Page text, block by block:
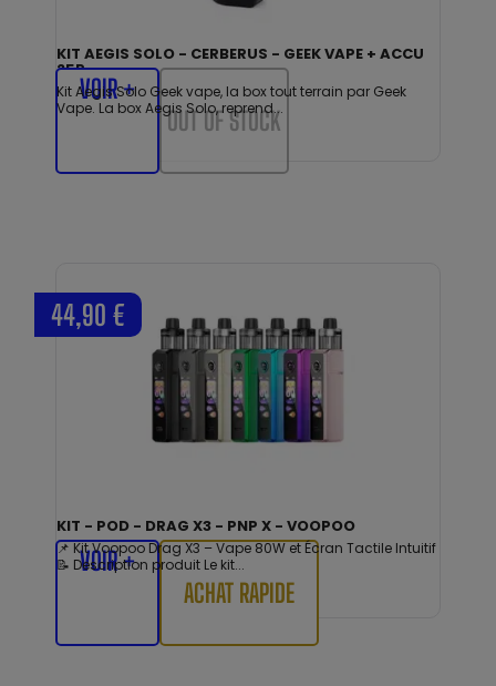
KIT AEGIS SOLO - CERBERUS - GEEK VAPE + ACCU
25R
Kit Aegis Solo Geek vape, la box tout terrain par Geek
Vape. La box Aegis Solo, reprend...
VOIR +
OUT OF STOCK
KIT - POD - DRAG X3 - PNP X - VOOPOO
📌 Kit Voopoo Drag X3 – Vape 80W et Écran Tactile Intuitif
📝 Description produit Le kit...
44,90 €
VOIR +
ACHAT RAPIDE